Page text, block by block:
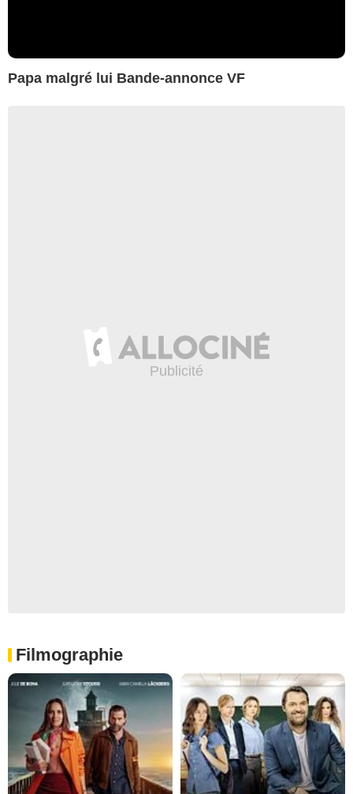
Papa malgré lui Bande-annonce VF
Filmographie